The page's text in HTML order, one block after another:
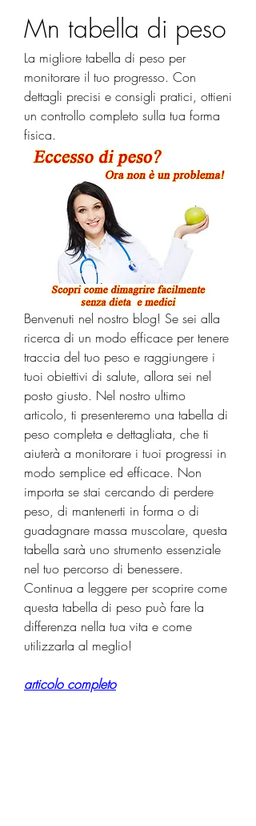
Mn tabella di peso
La migliore tabella di peso per
monitorare il tuo progresso. Con
dettagli precisi e consigli pratici, ottieni
un controllo completo sulla tua forma
fisica.
Benvenuti nel nostro blog! Se sei alla
ricerca di un modo efficace per tenere
traccia del tuo peso e raggiungere i
tuoi obiettivi di salute, allora sei nel
posto giusto. Nel nostro ultimo
articolo, ti presenteremo una tabella di
peso completa e dettagliata, che ti
aiuterà a monitorare i tuoi progressi in
modo semplice ed efficace. Non
importa se stai cercando di perdere
peso, di mantenerti in forma o di
guadagnare massa muscolare, questa
tabella sarà uno strumento essenziale
nel tuo percorso di benessere.
Continua a leggere per scoprire come
questa tabella di peso può fare la
differenza nella tua vita e come
utilizzarla al meglio!
articolo completo